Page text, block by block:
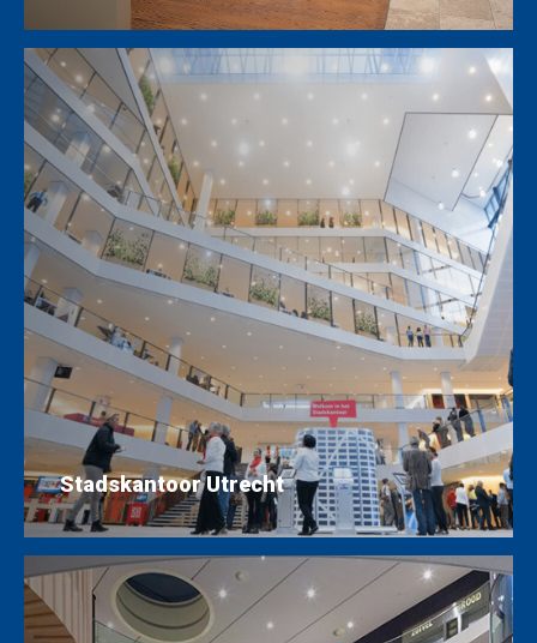
Stadskantoor Utrecht